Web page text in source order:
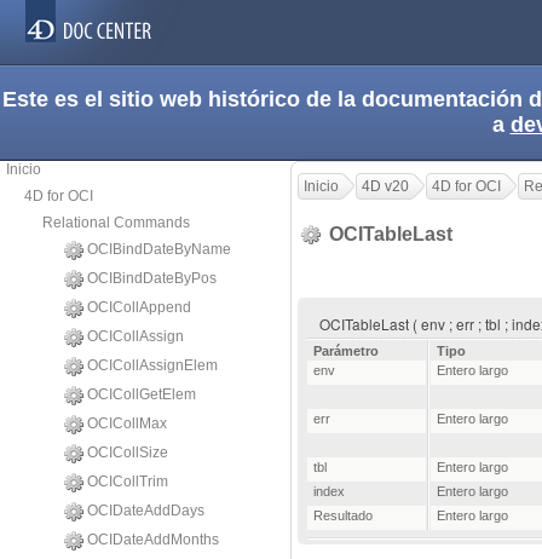
Este es el sitio web histórico de la documentación
a
Inicio
4D for OCI
Relational Commands
OCIBindDateByName
OCIBindDateByPos
OCICollAppend
OCICollAssign
OCICollAssignElem
OCICollGetElem
OCICollMax
OCICollSize
OCICollTrim
OCIDateAddDays
OCIDateAddMonths
Inicio 4D v20 4D for OCI
OCITableLast
OCITableLast ( env ; err ; tbl ;
Parámetro
Tipo
env
Entero largo
err Entero largo
tbl
Entero largo
index
Entero largo
Resultado
Entero largo